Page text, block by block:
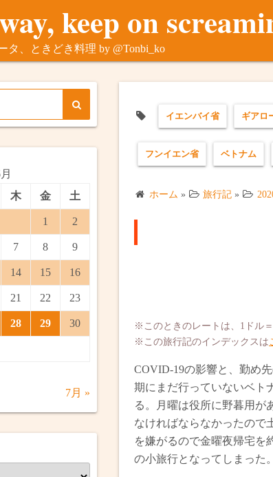
keep on
タ、ときどき料理 by @Tonbi_ko
イエンバイ省 ギアロ
フンイエン省 ベトナム
ホーム » 旅行記 »
※このときのレートは、1ドル
※この旅行記のインデックスは
COVID-19の影響と、勤め
期にまだ行っていないベト
る。月曜は役所に野暮用が
なければならなかったので
を嫌がるので金曜夜帰宅を
の小旅行となってしまった。
木 金 土
1 2
7 8 9
14 15 16
21 22 23
28 29 30
7月 »